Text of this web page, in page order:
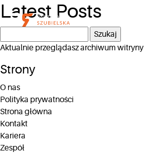
Latest Posts
Aktualnie przeglądasz archiwum witryny
Strony
O nas
Polityka prywatności
Strona główna
Kontakt
Kariera
Zespół